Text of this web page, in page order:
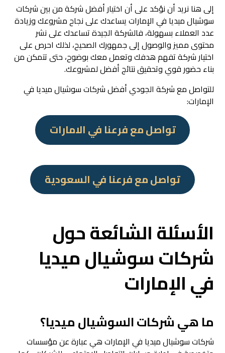
إلى هنا نريد أن نؤكد على أن اختيار أفضل شركة من بين شركات
سوشيال ميديا في الإمارات يساعدك على نجاح مشروعك وزيادة
عدد العملاء بسهولة، فالشركة الجيدة تساعدك على نشر
محتوى مميز والوصول إلى جمهورك الصحيح، لذلك احرص على
اختيار شركة تفهم هدفك وتعمل معك بوضوح، حتى تتمكن من
بناء حضور قوي وتحقيق نتائج أفضل لمشروعك.
للتواصل مع شركة الجودي أفضل شركات سوشيال ميديا في
الإمارات:
تواصل مع فرعنا في الامارات
تواصل مع فرعنا في السعودية
الأسئلة الشائعة حول
شركات سوشيال ميديا
في الإمارات
ما هي شركات السوشيال ميديا؟
شركات سوشيال ميديا في الإمارات هي عبارة عن مؤسسات